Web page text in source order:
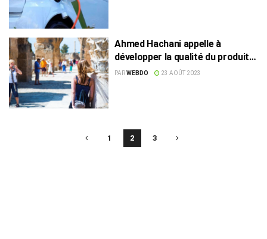
Ahmed Hachani appelle à
développer la qualité du produit
touristique
PARWEBDO 23 AOÛT 2023
1 2 3